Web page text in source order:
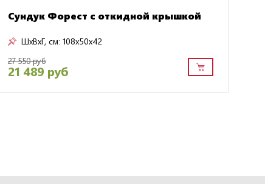
Сундук Форест с откидной крышкой
ШxВxГ, см: 108x50x42
27 550 руб
21 489 руб